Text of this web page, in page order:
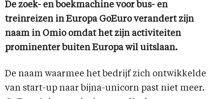
De zoek- en boekmachine voor bus- en
treinreizen in Europa GoEuro verandert zijn
naam in Omio omdat het zijn activiteiten
prominenter buiten Europa wil uitslaan.
De naam waarmee het bedrijf zich ontwikkelde
van start-up naar bijna-unicorn past niet meer.